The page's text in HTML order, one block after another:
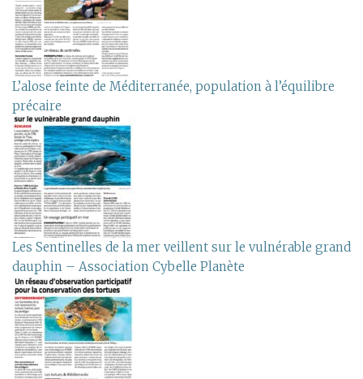
L’alose feinte de Méditerranée, population à l’équilibre
précaire
Les Sentinelles de la mer veillent sur le vulnérable grand
dauphin – Association Cybelle Planète